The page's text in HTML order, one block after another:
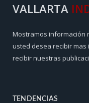
VALLARTA
Mostramos información
usted desea recibir
recibir nuestras
TENDENCIAS